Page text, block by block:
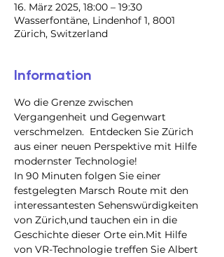
16. März 2025, 18:00 – 19:30
Wasserfontäne, Lindenhof 1, 8001
Zürich, Switzerland
Information
Wo die Grenze zwischen
Vergangenheit und Gegenwart
verschmelzen.  Entdecken Sie Zürich
aus einer neuen Perspektive mit Hilfe
modernster Technologie!
In 90 Minuten folgen Sie einer
festgelegten Marsch Route mit den
interessantesten Sehenswürdigkeiten
von Zürich,und tauchen ein in die
Geschichte dieser Orte ein.Mit Hilfe
von VR-Technologie treffen Sie Albert